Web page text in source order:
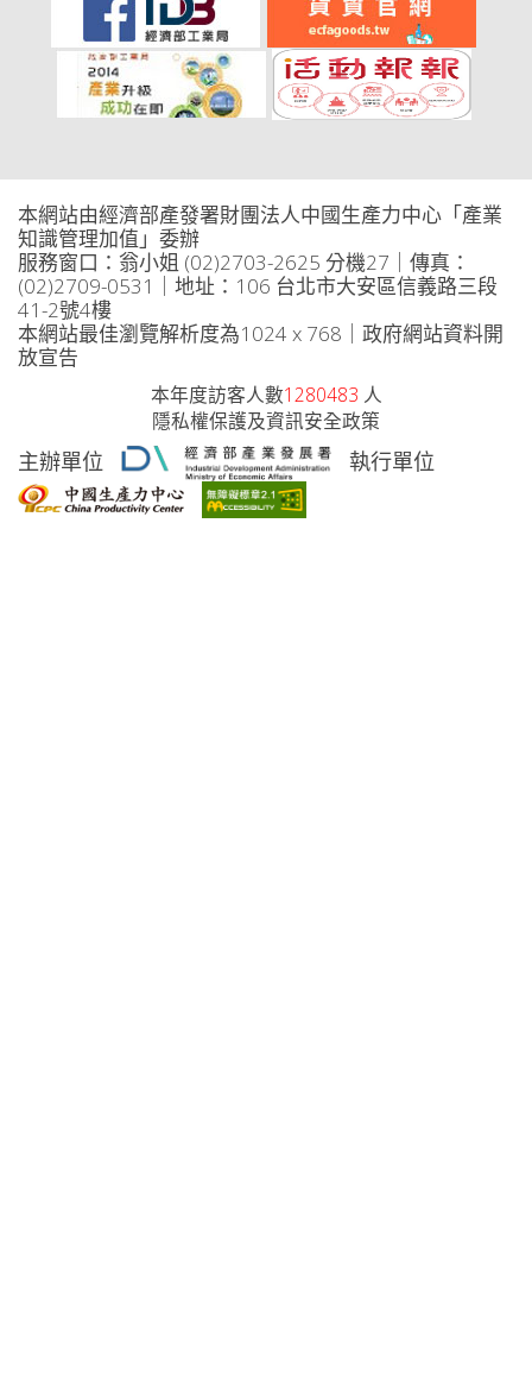
本網站由經濟部產發署財團法人中國生產力中心「產業
知識管理加值」委辦
服務窗口：翁小姐 (02)2703-2625 分機27｜傳真：
(02)2709-0531｜地址：106 台北市大安區信義路三段
41-2號4樓
本網站最佳瀏覽解析度為1024 x 768｜政府網站資料開
放宣告
本年度訪客人數1280483 人
隱私權保護及資訊安全政策
主辦單位 執行單位